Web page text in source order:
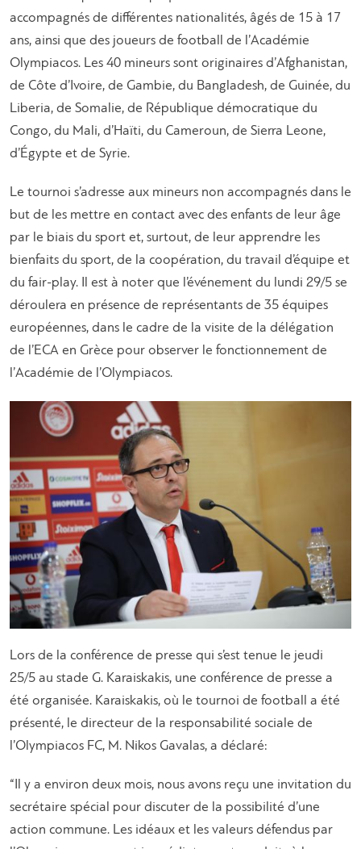
accompagnés de différentes nationalités, âgés de 15 à 17
ans, ainsi que des joueurs de football de l’Académie
Olympiacos. Les 40 mineurs sont originaires d’Afghanistan,
de Côte d’Ivoire, de Gambie, du Bangladesh, de Guinée, du
Liberia, de Somalie, de République démocratique du
Congo, du Mali, d’Haïti, du Cameroun, de Sierra Leone,
d’Égypte et de Syrie.
Le tournoi s’adresse aux mineurs non accompagnés dans le
but de les mettre en contact avec des enfants de leur âge
par le biais du sport et, surtout, de leur apprendre les
bienfaits du sport, de la coopération, du travail d’équipe et
du fair-play. Il est à noter que l’événement du lundi 29/5 se
déroulera en présence de représentants de 35 équipes
européennes, dans le cadre de la visite de la délégation
de l’ECA en Grèce pour observer le fonctionnement de
l’Académie de l’Olympiacos.
Lors de la conférence de presse qui s’est tenue le jeudi
25/5 au stade G. Karaiskakis, une conférence de presse a
été organisée. Karaiskakis, où le tournoi de football a été
présenté, le directeur de la responsabilité sociale de
l’Olympiacos FC, M. Nikos Gavalas, a déclaré:
“Il y a environ deux mois, nous avons reçu une invitation du
secrétaire spécial pour discuter de la possibilité d’une
action commune. Les idéaux et les valeurs défendus par